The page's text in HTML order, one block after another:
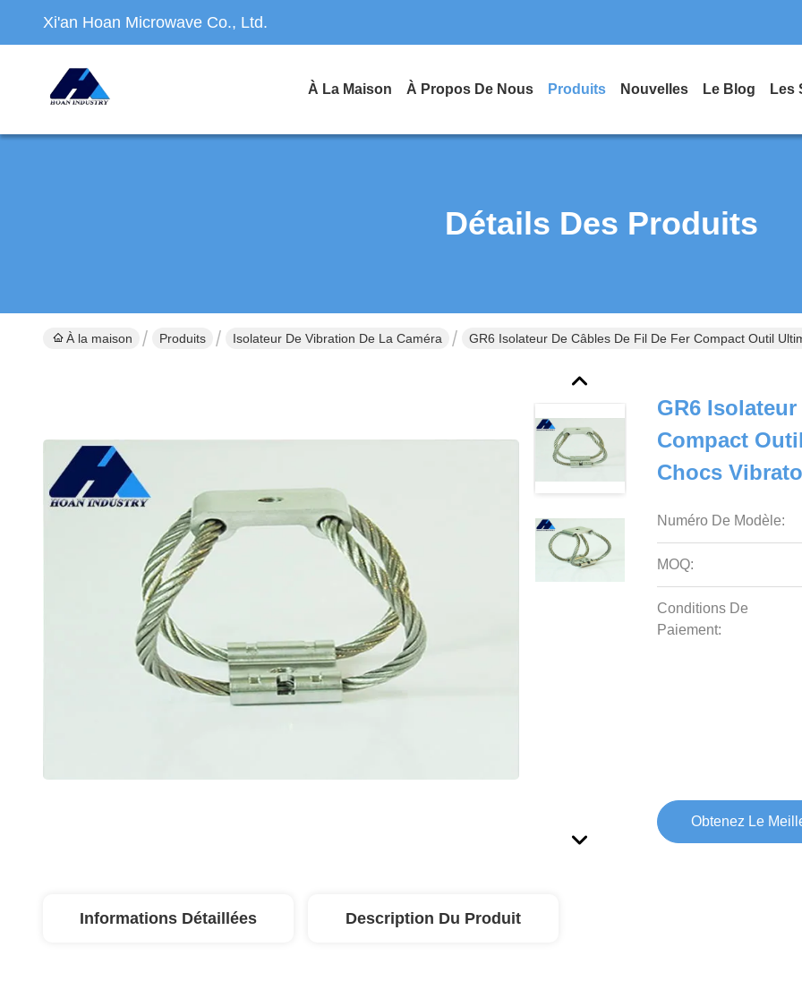
Xi'an Hoan Microwave Co., Ltd.
À La Maison À Propos De Nous Produits Nouvelles Le Blog Les
Détails Des Produits
À la maison Produits Isolateur De Vibration De La Caméra GR6 Isolateur De Câbles De Fil De Fer Compact Outil
GR6
Compact
Chocs
Numéro De Modèle:
MOQ:
Conditions De
Paiement:
Obtenez Le
Informations Détaillées Description Du Produit